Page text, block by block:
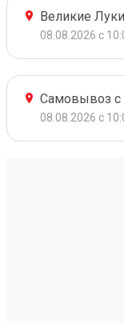
Великие Луки
08.08.2026 с
Самовывоз с
08.08.2026 с